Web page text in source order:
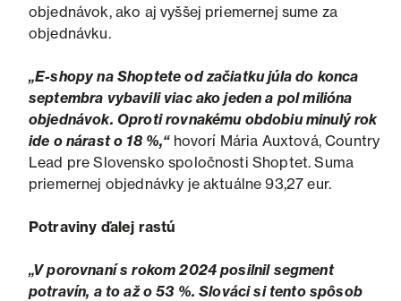
objednávok, ako aj vyššej priemernej sume za
objednávku.
„E-shopy na Shoptete od začiatku júla do konca
septembra vybavili viac ako jeden a pol milióna
objednávok. Oproti rovnakému obdobiu minulý rok
ide o nárast o 18 %,“hovorí Mária Auxtová, Country
Lead pre Slovensko spoločnosti Shoptet. Suma
priemernej objednávky je aktuálne 93,27 eur.
Potraviny ďalej rastú
„V porovnaní s rokom 2024 posilnil segment
potravín, a to až o 53 %. Slováci si tento spôsob